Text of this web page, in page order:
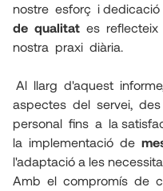
nostre  esforç  i
de  qualitat
es
nostra  praxi  diària.
aspectes  del  servei,
personal  fins  a  la
la  implementació  de
l'adaptació a les
Amb  el  compromís  de